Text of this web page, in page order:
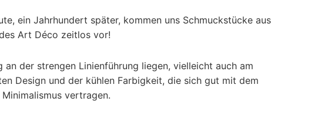
ein Jahrhundert später, kommen uns Schmuckstücke aus
Art Déco zeitlos vor!
an der strengen Linienführung liegen, vielleicht auch am
Design und der kühlen Farbigkeit, die sich gut mit dem
vertragen.